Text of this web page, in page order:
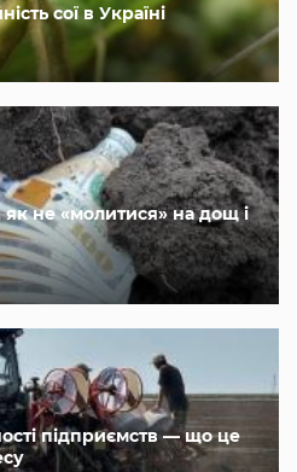
сої в Україні
не «молитися» на дощ і
підприємств — що це